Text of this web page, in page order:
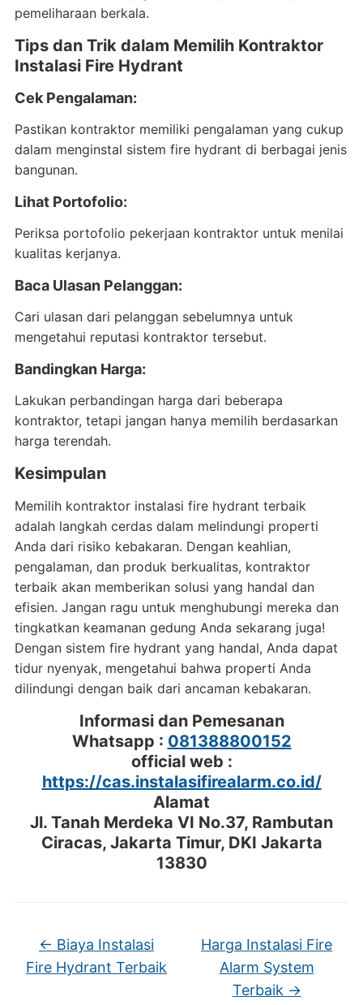
pemeliharaan berkala.
Tips dan Trik dalam Memilih Kontraktor
Instalasi Fire Hydrant
Cek Pengalaman:
Pastikan kontraktor memiliki pengalaman yang cukup
dalam menginstal sistem fire hydrant di berbagai jenis
bangunan.
Lihat Portofolio:
Periksa portofolio pekerjaan kontraktor untuk menilai
kualitas kerjanya.
Baca Ulasan Pelanggan:
Cari ulasan dari pelanggan sebelumnya untuk
mengetahui reputasi kontraktor tersebut.
Bandingkan Harga:
Lakukan perbandingan harga dari beberapa
kontraktor, tetapi jangan hanya memilih berdasarkan
harga terendah.
Kesimpulan
Memilih kontraktor instalasi fire hydrant terbaik
adalah langkah cerdas dalam melindungi properti
Anda dari risiko kebakaran. Dengan keahlian,
pengalaman, dan produk berkualitas, kontraktor
terbaik akan memberikan solusi yang handal dan
efisien. Jangan ragu untuk menghubungi mereka dan
tingkatkan keamanan gedung Anda sekarang juga!
Dengan sistem fire hydrant yang handal, Anda dapat
tidur nyenyak, mengetahui bahwa properti Anda
dilindungi dengan baik dari ancaman kebakaran.
Informasi dan Pemesanan
Whatsapp : 081388800152
official web :
https://cas.instalasifirealarm.co.id/
Alamat
Jl. Tanah Merdeka VI No.37, Rambutan
Ciracas, Jakarta Timur, DKI Jakarta
13830
← Biaya Instalasi
Fire Hydrant Terbaik
Harga Instalasi Fire
Alarm System
Terbaik →